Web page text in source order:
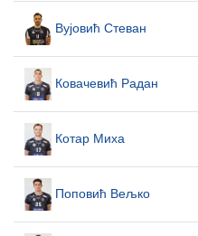
Вујовић Стеван
Ковачевић Радан
Котар Миха
Поповић Вељко